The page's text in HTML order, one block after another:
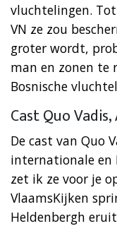
vluchtelingen.
VN ze zou
groter wordt,
man en zonen te
Bosnische
Cast Quo Vadis,
De cast van Quo
internationale en
zet ik ze voor je
VlaamsKijken
Heldenbergh